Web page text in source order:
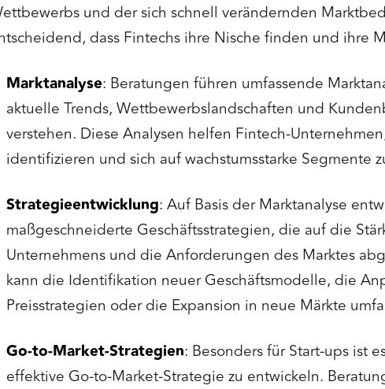
und der sich schnell verändernden
dass Fintechs ihre Nische finden und ihre
Marktanalyse: Beratungen führen umfassende
aktuelle Trends, Wettbewerbslandschaften und
verstehen. Diese Analysen helfen Fintech-
identifizieren und sich auf wachstumsstarke Segmente
Strategieentwicklung: Auf Basis der Marktanalyse
maßgeschneiderte Geschäftsstrategien, die auf die
Unternehmens und die Anforderungen des Marktes
kann die Identifikation neuer Geschäftsmodelle, die
Preisstrategien oder die Expansion in neue Märkte
Go-to-Market-Strategien: Besonders für Start-ups ist
effektive Go-to-Market-Strategie zu entwickeln.